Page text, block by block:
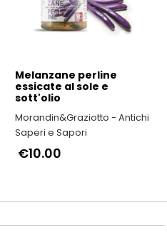
Melanzane perline
essicate al sole e
sott'olio
Morandin&Graziotto - Antichi
Saperi e Sapori
€10.00